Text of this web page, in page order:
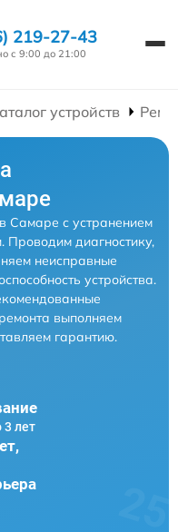
219-27-43
с 9:00 до 21:00
устройств
Самаре с устранением
Проводим диагностику,
неисправные
устройства.
выполняем
гарантию.
3 лет